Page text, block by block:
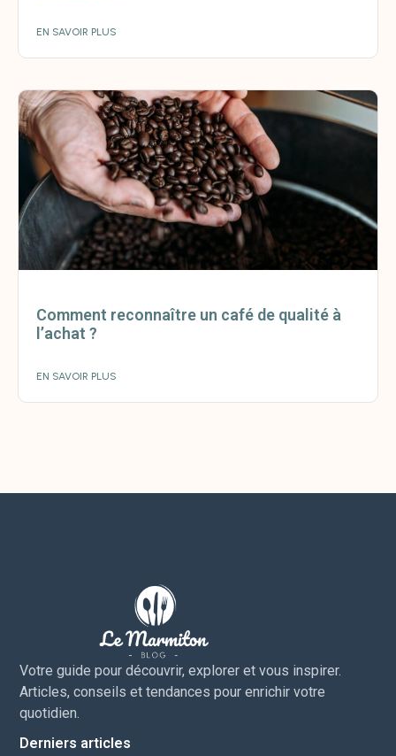
EN SAVOIR PLUS
Comment reconnaître un café de qualité à
l’achat ?
EN SAVOIR PLUS
Votre guide pour découvrir, explorer et vous inspirer.
Articles, conseils et tendances pour enrichir votre
quotidien.
Derniers articles